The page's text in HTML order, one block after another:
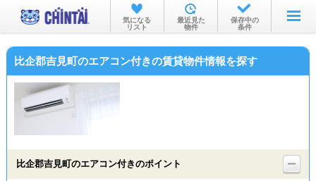
お部屋を探す
沿線・駅から
物件特集から
気になる
リスト
最近見た
物件
保存中の
条件
比企郡吉見町のエアコン付きの賃貸物件情報を探す
比企郡吉見町のエアコン付きのポイント